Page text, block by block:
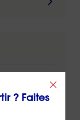
? Faites